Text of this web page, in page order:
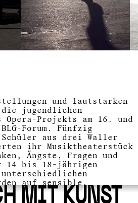
und lautstarken
jugendlichen
Opera-Projekts am 16. und
Forum. Fünfzig
Schüler aus drei Waller
ihr Musiktheaterstück
Ängste, Fragen und
14 bis 18-jährigen
auf sensible,
Art und
Dem Team um